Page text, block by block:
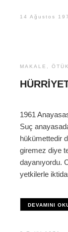
14 Ağustos
MAKALE ,
1961
Suç
hükümettedir
giremez diye
dayanıyordu.
yetkilerle
DEVAMINI